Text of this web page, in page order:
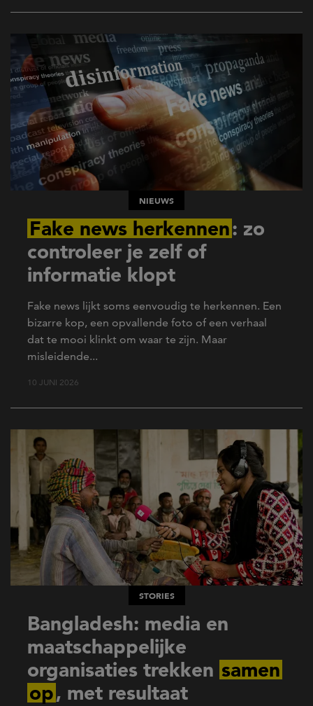
NIEUWS
Fake news herkennen: zo
controleer je zelf of
informatie klopt
Fake news lijkt soms eenvoudig te herkennen. Een
bizarre kop, een opvallende foto of een verhaal
dat te mooi klinkt om waar te zijn. Maar
misleidende...
10 JUNI 2026
STORIES
Bangladesh: media en
maatschappelijke
organisaties trekken samen
op, met resultaat